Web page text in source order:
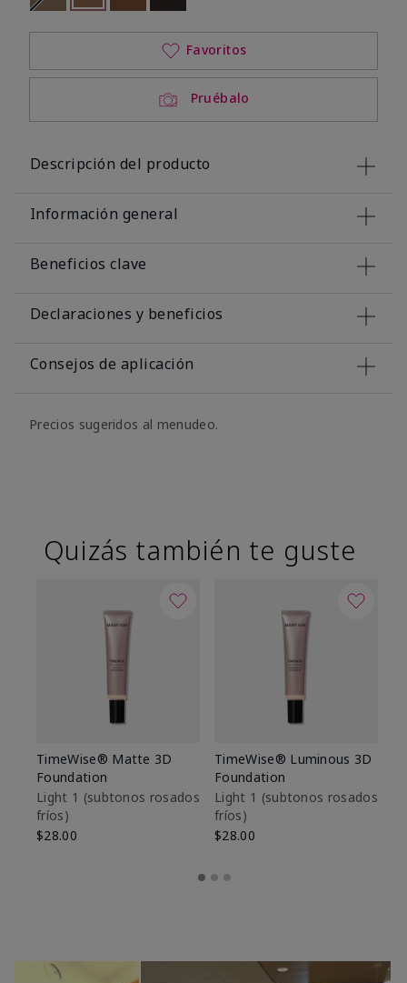
Pruébalo
Favoritos
Descripción del producto
Información general
Beneficios clave
Declaraciones y beneficios
Consejos de aplicación
Precios sugeridos al menudeo.
Quizás también te guste
TimeWise® Matte 3D
Foundation
Light 1​ (subtonos rosados
fríos)
$28.00
TimeWise® Luminous 3D
Foundation
Light 1​ (subtonos rosados
fríos)
$28.00